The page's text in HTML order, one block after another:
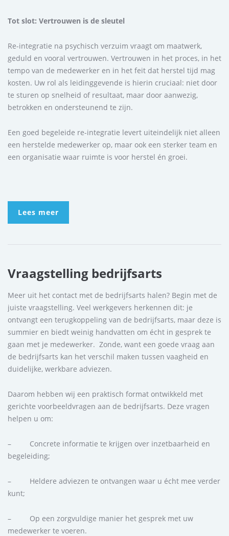
Tot slot: Vertrouwen is de sleutel
Re-integratie na psychisch verzuim vraagt om maatwerk,
geduld en vooral vertrouwen. Vertrouwen in het proces, in het
tempo van de medewerker en in het feit dat herstel tijd mag
kosten. Uw rol als leidinggevende is hierin cruciaal: niet door
te sturen op snelheid of resultaat, maar door aanwezig,
betrokken en ondersteunend te zijn.
Een goed begeleide re-integratie levert uiteindelijk niet alleen
een herstelde medewerker op, maar ook een sterker team en
een organisatie waar ruimte is voor herstel én groei.
Lees meer
Vraagstelling bedrijfsarts
Meer uit het contact met de bedrijfsarts halen? Begin met de
juiste vraagstelling. Veel werkgevers herkennen dit: je
ontvangt een terugkoppeling van de bedrijfsarts, maar deze is
summier en biedt weinig handvatten om écht in gesprek te
gaan met je medewerker. Zonde, want een goede vraag aan
de bedrijfsarts kan het verschil maken tussen vaagheid en
duidelijke, werkbare adviezen.
Daarom hebben wij een praktisch format ontwikkeld met
gerichte voorbeeldvragen aan de bedrijfsarts. Deze vragen
helpen u om:
– Concrete informatie te krijgen over inzetbaarheid en
begeleiding;
– Heldere adviezen te ontvangen waar u écht mee verder
kunt;
– Op een zorgvuldige manier het gesprek met uw
medewerker te voeren.